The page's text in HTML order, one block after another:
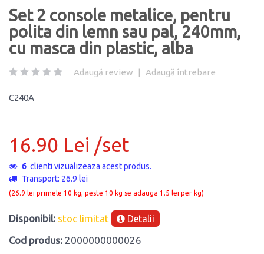
Set 2 console metalice, pentru
polita din lemn sau pal, 240mm,
cu masca din plastic, alba
Adaugă review | Adaugă întrebare
C240A
16.90 Lei /set
6 clienti vizualizeaza acest produs.
Transport: 26.9 lei
(26.9 lei primele 10 kg, peste 10 kg se adauga 1.5 lei per kg)
Disponibil: stoc limitat Detalii
Cod produs: 2000000000026